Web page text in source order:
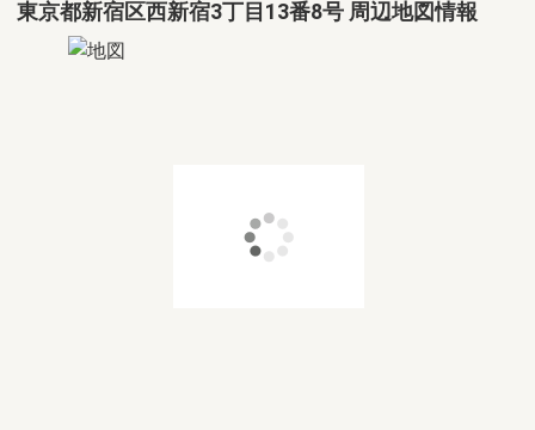
東京都新宿区西新宿3丁目13番8号 周辺地図情報